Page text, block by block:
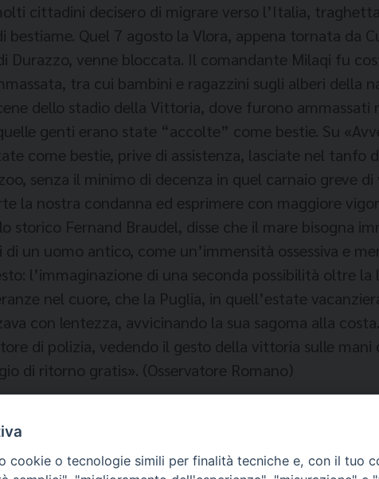
cittadini decisero di migrare verso l’Italia,
bestiame. Quel 7 agosto la Vlora, appena tornata da
Durazzo, venne bloccata. Il comandante Milaqi fu
tra cui bambini e ragazzini sugli alberi della
dello stadio della Vittoria, dove furono
genti erano state “accolte” come bestie. Su
come bestie, prive di assistenza, lasciate nel
senza il minimo di decenza in quel carnaio greve
la nostra condanna ed esprimere con maggiore
storico Fernand Braudel, disse che il mare bisogna
un uomo antico, come un’immensità ossessiva e
l’immaginazione di una seconda possibilità oltre
nel cuore, che la Puglia, in quell’estate
con lentezza, avvicinando la sua sagoma alla
di polizia, vedendo il gesto della vittoria sulle
di ritorno gratis». (Osservatore Romano)
cookie o tecnologie simili per finalità tecniche e, con il tuo